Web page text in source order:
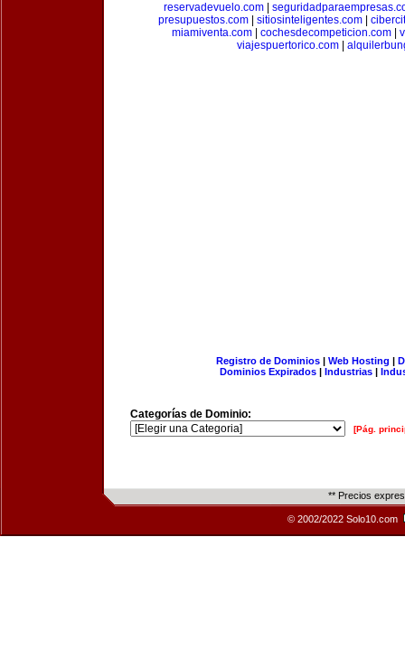
reservadevuelo.com
presupuestos.com| sitiosinteligentes.com|
miamiventa.com
cochesdecompeticion.com
viajespuertorico.com|
Registro de Dominios| Web Hosting |
Dominios Expirados | Industrias |
Categorías de Dominio:
[Pág.
** Precios
© 2002/2022 Solo10.com